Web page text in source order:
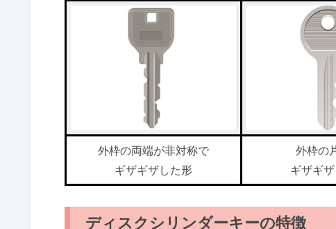
外枠の両端が非対称で
ギザギザした形
外枠の
ギザギ
ディスクシリンダーキーの特徴